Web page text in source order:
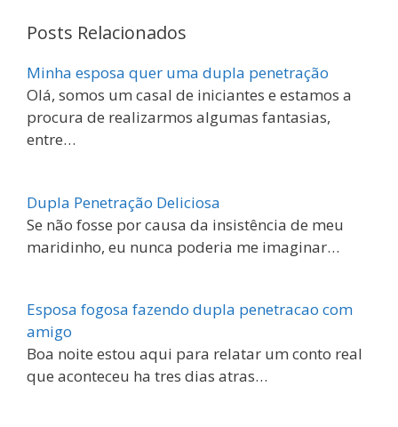
Posts Relacionados
Minha esposa quer uma dupla penetração
Olá, somos um casal de iniciantes e estamos a
procura de realizarmos algumas fantasias,
entre…
Dupla Penetração Deliciosa
Se não fosse por causa da insistência de meu
maridinho, eu nunca poderia me imaginar…
Esposa fogosa fazendo dupla penetracao com
amigo
Boa noite estou aqui para relatar um conto real
que aconteceu ha tres dias atras…